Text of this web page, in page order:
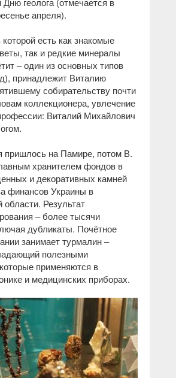
апреля).
есть как знакомые
так и редкие минералы
– один из основных типов
принадлежит Виталию
собирательству почти
коллекционера, увлечение
Виталий Михайлович
пришлось на Памире, потом В.
хранителем фондов в
и декоративных камней
финансов Украины в
Результат
– более тысячи
дубликаты. Почётное
занимает турмалин –
полезными
применяются в
и медицинских приборах.